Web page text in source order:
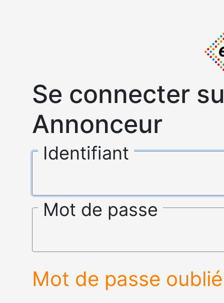
Se connecter
Annonceur
Identifiant
Mot de passe
Mot de passe